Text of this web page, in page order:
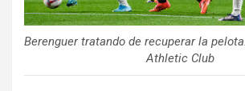
Berenguer tratando de recuperar la
Athletic Club